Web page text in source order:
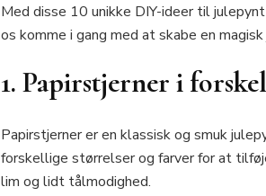
Med disse 10 unikke DIY-ideer til
os komme i gang med at skabe en magisk
1. Papirstjerner i
Papirstjerner er en klassisk og smuk
forskellige størrelser og farver for at
lim og lidt tålmodighed.